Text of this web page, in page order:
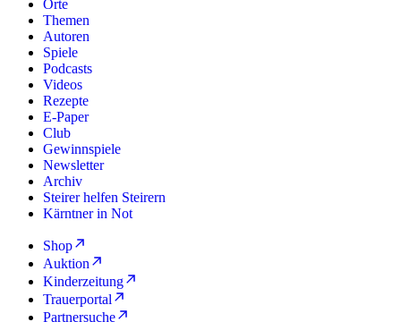
Orte
Themen
Autoren
Spiele
Podcasts
Videos
Rezepte
E-Paper
Club
Gewinnspiele
Newsletter
Archiv
Steirer helfen Steirern
Kärntner in Not
Shop
Auktion
Kinderzeitung
Trauerportal
Partnersuche